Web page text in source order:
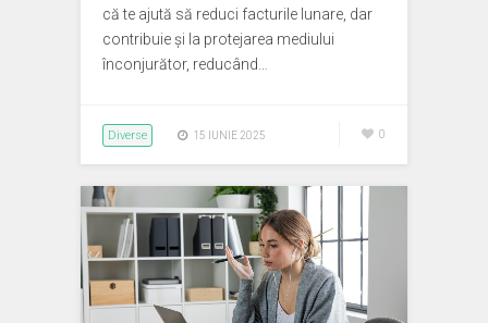
că te ajută să reduci facturile lunare, dar
contribuie și la protejarea mediului
înconjurător, reducând…
Diverse 15 IUNIE 2025 0